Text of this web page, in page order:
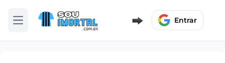
Abrir menu Entrar